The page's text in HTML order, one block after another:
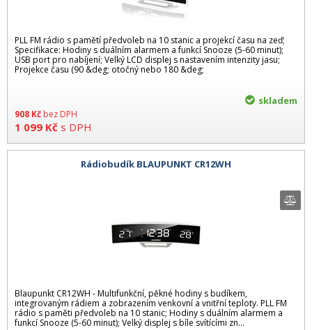
PLL FM rádio s pamětí předvoleb na 10 stanic a projekcí času na zeď;
Specifikace: Hodiny s duálním alarmem a funkcí Snooze (5-60 minut);
USB port pro nabíjení; Velký LCD displej s nastavením intenzity jasu;
Projekce času (90 &deg; otočný nebo 180 &deg;
908 Kč bez DPH
1 099 Kč s DPH
skladem
Rádiobudík BLAUPUNKT CR12WH
Blaupunkt CR12WH - Multifunkční, pěkné hodiny s budíkem,
integrovaným rádiem a zobrazením venkovní a vnitřní teploty. PLL FM
rádio s paměti předvoleb na 10 stanic; Hodiny s duálním alarmem a
funkcí Snooze (5-60 minut); Velký displej s bíle svítícími zn...